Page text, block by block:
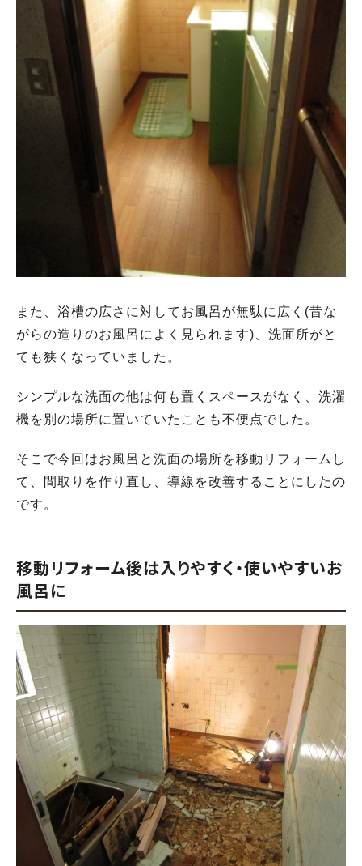
また、浴槽の広さに対してお風呂が無駄に広く(昔な
がらの造りのお風呂によく見られます)、洗面所がと
ても狭くなっていました。
シンプルな洗面の他は何も置くスペースがなく、洗濯
機を別の場所に置いていたことも不便点でした。
そこで今回はお風呂と洗面の場所を移動リフォームし
て、間取りを作り直し、導線を改善することにしたの
です。
移動リフォーム後は入りやすく・使いやすいお
風呂に